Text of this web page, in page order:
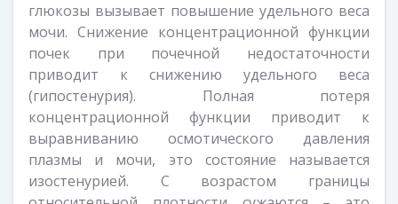
глюкозы вызывает повышение удельного веса
мочи. Снижение концентрационной функции
почек при почечной недостаточности
приводит к снижению удельного веса
(гипостенурия). Полная потеря
концентрационной функции приводит к
выравниванию осмотического давления
плазмы и мочи, это состояние называется
изостенурией. С возрастом границы